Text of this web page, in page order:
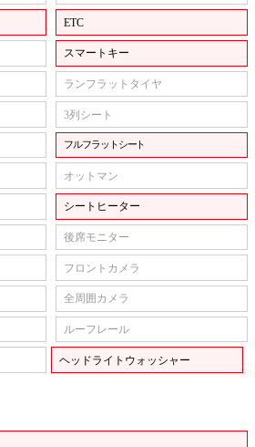
ETC
スマートキー
ランフラットタイヤ
3列シート
フルフラットシート
オットマン
シートヒーター
後席モニター
フロントカメラ
全周囲カメラ
ルーフレール
ヘッドライトウォッシャー